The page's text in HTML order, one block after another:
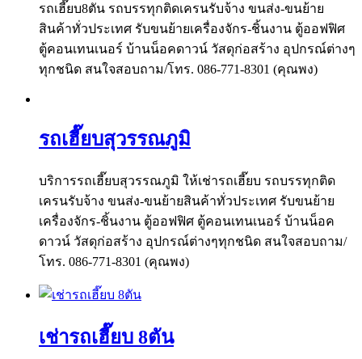
รถเฮี๊ยบ8ตัน รถบรรทุกติดเครนรับจ้าง ขนส่ง-ขนย้าย
สินค้าทั่วประเทศ รับขนย้ายเครื่องจักร-ชิ้นงาน ตู้ออฟฟิศ
ตู้คอนเทนเนอร์ บ้านน็อคดาวน์ วัสดุก่อสร้าง อุปกรณ์ต่างๆ
ทุกชนิด สนใจสอบถาม/โทร. 086-771-8301 (คุณพง)
รถเฮี๊ยบสุวรรณภูมิ
บริการรถเฮี๊ยบสุวรรณภูมิ ให้เช่ารถเฮี๊ยบ รถบรรทุกติด
เครนรับจ้าง ขนส่ง-ขนย้ายสินค้าทั่วประเทศ รับขนย้าย
เครื่องจักร-ชิ้นงาน ตู้ออฟฟิศ ตู้คอนเทนเนอร์ บ้านน็อค
ดาวน์ วัสดุก่อสร้าง อุปกรณ์ต่างๆทุกชนิด สนใจสอบถาม/
โทร. 086-771-8301 (คุณพง)
เช่ารถเฮี๊ยบ 8ตัน